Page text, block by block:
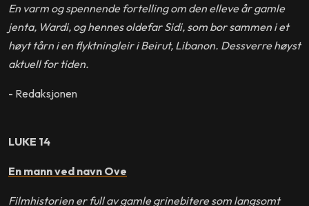
En varm og spennende fortelling om den elleve år gamle
jenta, Wardi, og hennes oldefar Sidi, som bor sammen i et
høyt tårn i en flyktningleir i Beirut, Libanon. Dessverre høyst
aktuell for tiden.
- Redaksjonen
LUKE 14
En mann ved navn Ove
Filmhistorien er full av gamle grinebitere som langsomt